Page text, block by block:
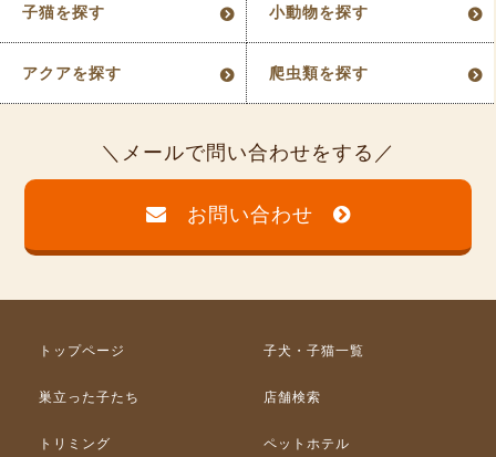
子猫を探す 小動物を探す
アクアを探す 爬虫類を探す
メールで問い合わせをする
お問い合わせ
トップページ 子犬・子猫一覧
巣立った子たち 店舗検索
トリミング ペットホテル